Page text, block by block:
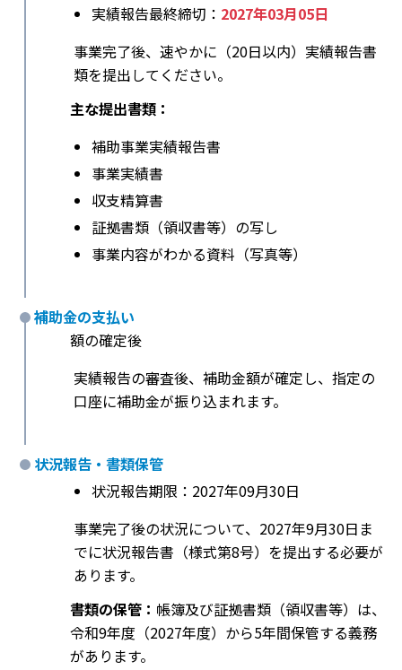
実績報告最終締切： 2027年03月05日
事業完了後、速やかに（20日以内）実績報告書
類を提出してください。
主な提出書類：
補助事業実績報告書
事業実績書
収支精算書
証拠書類（領収書等）の写し
事業内容がわかる資料（写真等）
補助金の支払い
額の確定後
実績報告の審査後、補助金額が確定し、指定の
口座に補助金が振り込まれます。
状況報告・書類保管
状況報告期限：2027年09月30日
事業完了後の状況について、2027年9月30日ま
でに状況報告書（様式第8号）を提出する必要が
あります。
書類の保管： 帳簿及び証拠書類（領収書等）は、
令和9年度（2027年度）から5年間保管する義務
があります。